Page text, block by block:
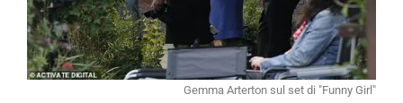
Gemma Arterton sul set di "Funny Girl"